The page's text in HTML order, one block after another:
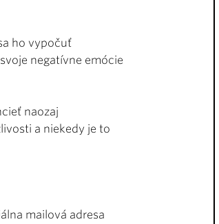
ho vypočuť
negatívne emócie
naozaj
a niekedy je to
mailová adresa